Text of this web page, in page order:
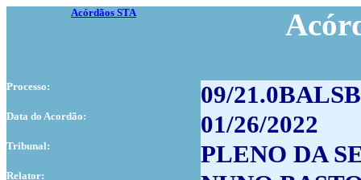
Acórdãos STA
Processo: 09/21.0BALSB
Data do Acordão: 01/26/2022
Tribunal: PLENO DA
Relator: